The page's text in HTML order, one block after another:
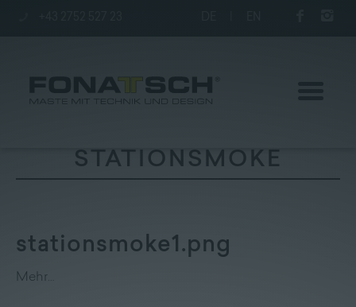
STATIONSMOKE
stationsmoke1.png
Mehr…